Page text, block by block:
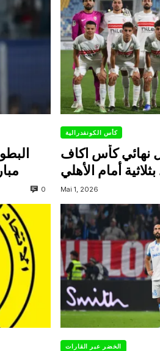
0
كأس الكونفدرالية
نهائي كأس اكاف
Mai 1, 2026
الخضر عبر القارات